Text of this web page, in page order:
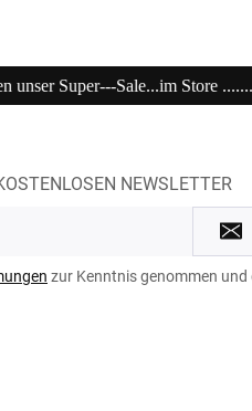
NEWSLETTER
zur Kenntnis genommen und